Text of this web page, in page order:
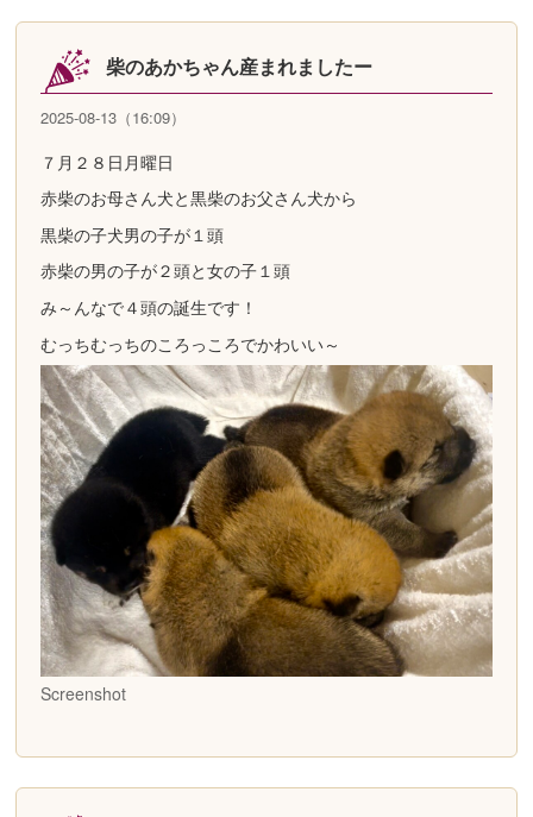
柴のあかちゃん産まれましたー
2025-08-13（16:09）
７月２８日月曜日
赤柴のお母さん犬と黒柴のお父さん犬から
黒柴の子犬男の子が１頭
赤柴の男の子が２頭と女の子１頭
み～んなで４頭の誕生です！
むっちむっちのころっころでかわいい～
Screenshot